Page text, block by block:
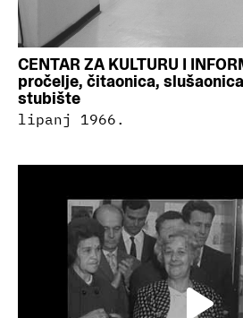
CENTAR ZA KULTURU I
pročelje, čitaonica,
stubište
lipanj 1966.